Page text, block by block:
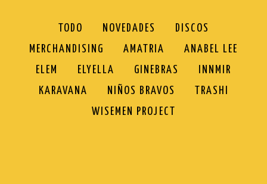
VER TODO
AMATRIA
BLACKPANDA
VÍDEOS
TODOS
AMATRIA
ANABEL LEE
SOBRE NOSOTROS
TIENDA
TODO NOVEDADES
DISCOS
MERCHANDISING
AMATRIA
ANABEL LEE
ELEM
ELYELLA GINEBRAS
INNMIR
KARAVANA
NIÑOS BRAVOS
TRASHI
WISEMEN PROJECT